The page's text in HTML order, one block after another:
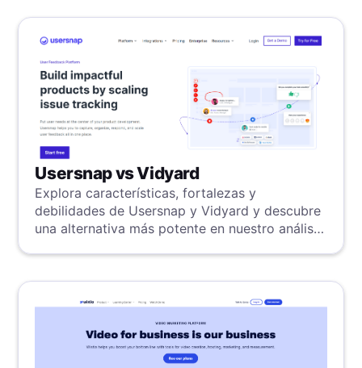
Usersnap vs Vidyard
Explora características, fortalezas y
debilidades de Usersnap y Vidyard y descubre
una alternativa más potente en nuestro análisis